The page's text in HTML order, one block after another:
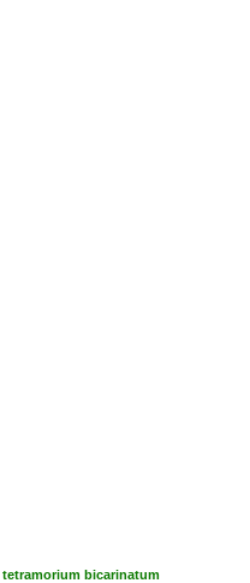
tetramorium bicarinatum